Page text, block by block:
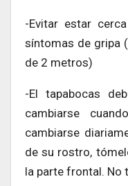
-Evitar estar
síntomas de gripa
de 2 metros)
-El tapabocas
cambiarse
cambiarse
de su rostro,
la parte frontal. No